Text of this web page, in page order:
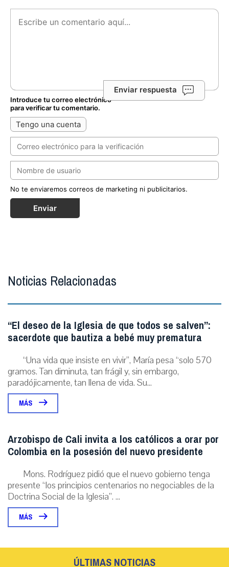
Enviar respuesta
Introduce tu correo electrónico
para verificar tu comentario.
Tengo una cuenta
No te enviaremos correos de marketing ni publicitarios.
Enviar
Noticias Relacionadas
“El deseo de la Iglesia de que todos se salven”:
sacerdote que bautiza a bebé muy prematura
“Una vida que insiste en vivir”, María pesa “solo 570
gramos. Tan diminuta, tan frágil y, sin embargo,
paradójicamente, tan llena de vida. Su...
MÁS
Arzobispo de Cali invita a los católicos a orar por
Colombia en la posesión del nuevo presidente
Mons. Rodríguez pidió que el nuevo gobierno tenga
presente “los principios centenarios no negociables de la
Doctrina Social de la Iglesia”. ...
MÁS
ÚLTIMAS NOTICIAS